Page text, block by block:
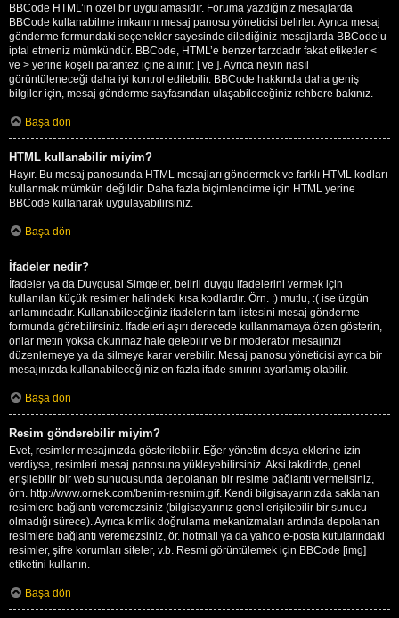
BBCode HTML’in özel bir uygulamasıdır. Foruma yazdığınız mesajlarda
BBCode kullanabilme imkanını mesaj panosu yöneticisi belirler. Ayrıca mesaj
gönderme formundaki seçenekler sayesinde dilediğiniz mesajlarda BBCode’u
iptal etmeniz mümkündür. BBCode, HTML’e benzer tarzdadır fakat etiketler <
ve > yerine köşeli parantez içine alınır: [ ve ]. Ayrıca neyin nasıl
görüntüleneceği daha iyi kontrol edilebilir. BBCode hakkında daha geniş
bilgiler için, mesaj gönderme sayfasından ulaşabileceğiniz rehbere bakınız.
Başa dön
HTML kullanabilir miyim?
Hayır. Bu mesaj panosunda HTML mesajları göndermek ve farklı HTML kodları
kullanmak mümkün değildir. Daha fazla biçimlendirme için HTML yerine
BBCode kullanarak uygulayabilirsiniz.
Başa dön
İfadeler nedir?
İfadeler ya da Duygusal Simgeler, belirli duygu ifadelerini vermek için
kullanılan küçük resimler halindeki kısa kodlardır. Örn. :) mutlu, :( ise üzgün
anlamındadır. Kullanabileceğiniz ifadelerin tam listesini mesaj gönderme
formunda görebilirsiniz. İfadeleri aşırı derecede kullanmamaya özen gösterin,
onlar metin yoksa okunmaz hale gelebilir ve bir moderatör mesajınızı
düzenlemeye ya da silmeye karar verebilir. Mesaj panosu yöneticisi ayrıca bir
mesajınızda kullanabileceğiniz en fazla ifade sınırını ayarlamış olabilir.
Başa dön
Resim gönderebilir miyim?
Evet, resimler mesajınızda gösterilebilir. Eğer yönetim dosya eklerine izin
verdiyse, resimleri mesaj panosuna yükleyebilirsiniz. Aksi takdirde, genel
erişilebilir bir web sunucusunda depolanan bir resime bağlantı vermelisiniz,
örn. http://www.ornek.com/benim-resmim.gif. Kendi bilgisayarınızda saklanan
resimlere bağlantı veremezsiniz (bilgisayarınız genel erişilebilir bir sunucu
olmadığı sürece). Ayrıca kimlik doğrulama mekanizmaları ardında depolanan
resimlere bağlantı veremezsiniz, ör. hotmail ya da yahoo e-posta kutularındaki
resimler, şifre korumları siteler, v.b. Resmi görüntülemek için BBCode [img]
etiketini kullanın.
Başa dön